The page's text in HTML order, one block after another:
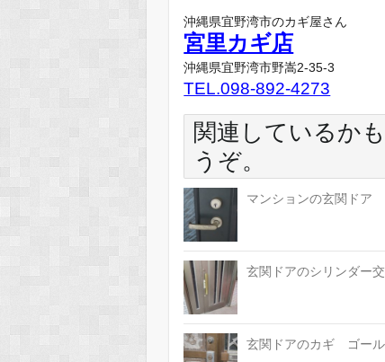
沖縄県宜野湾市のカギ屋さん
宮里カギ店
沖縄県宜野湾市野嵩2-35-3
TEL.098-892-4273
関連しているか
うぞ。
マンションの玄関ド
玄関ドアのシリンダ
玄関ドアのカギ ゴ